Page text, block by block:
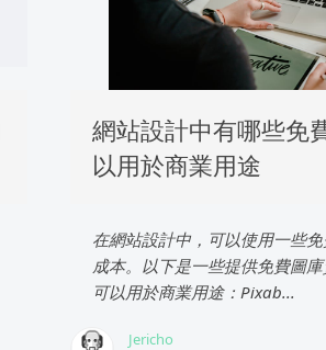
網站設計中有哪些免
以用於商業用途
在網站設計中，可以使用一些
成本。以下是一些提供免費圖
可以用於商業用途：Pixab...
Jericho